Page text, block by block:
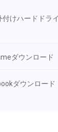
けハードドラ
ダウンロード
ダウンロード